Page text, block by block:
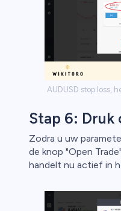
AUDUSD stop loss,
Stap 6: Druk
Zodra u uw
de knop "Open
handelt nu actief in